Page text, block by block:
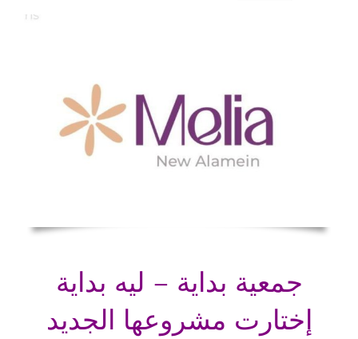
جمعية بداية – ليه بداية
إختارت مشروعها الجديد